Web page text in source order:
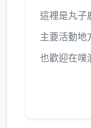
這裡是丸子
主要活動地
也歡迎在噗